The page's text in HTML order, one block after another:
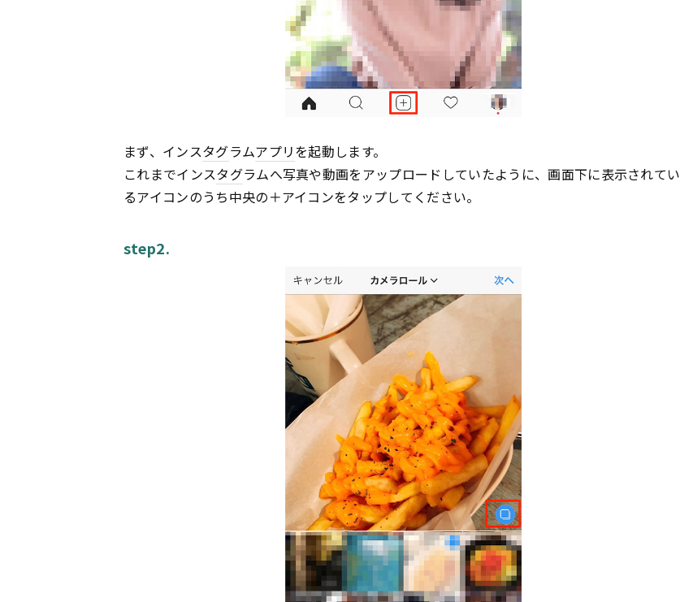
まず、インスタグラムアプリを起動します。
これまでインスタグラムへ写真や動画をアップロードしていたように、画面下に表示されてい
るアイコンのうち中央の＋アイコンをタップしてください。
step2.